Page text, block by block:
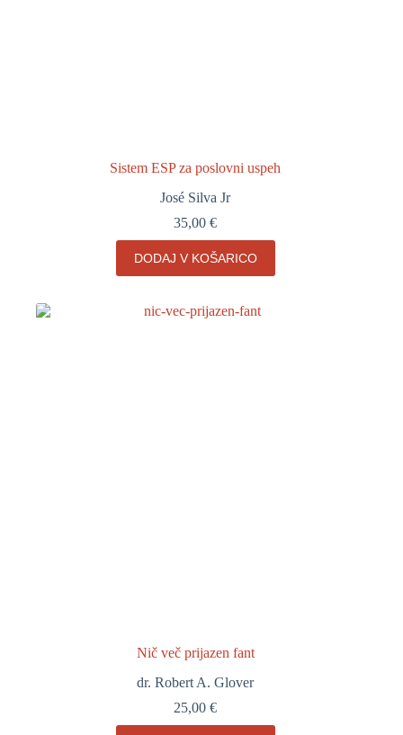
Sistem ESP za poslovni uspeh
José Silva Jr
35,00€
DODAJ V KOŠARICO
Nič več prijazen fant
dr. Robert A. Glover
25,00€